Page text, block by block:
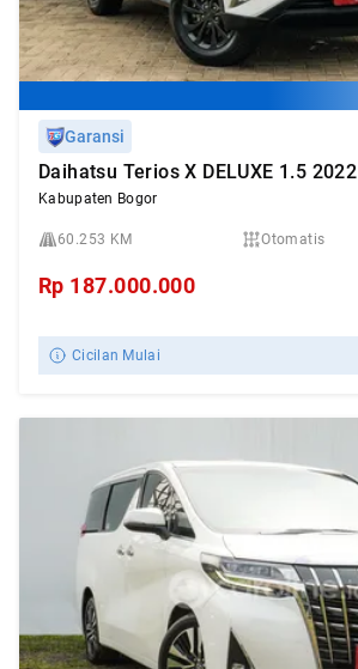
Garansi
Daihatsu Terios X DELUXE 1.5 2022
Kabupaten Bogor
60.253 KM Otomatis
Rp 187.000.000
Cicilan Mulai